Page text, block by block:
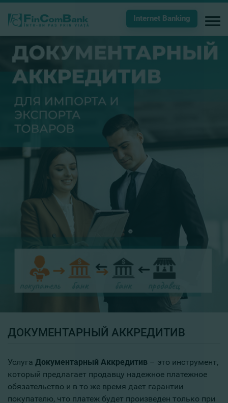
Internet Banking
ДОКУМЕНТАРНЫЙ АККРЕДИТИВ
Услуга Документарный Аккредитив – это инструмент,
который предлагает продавцу надежное платежное
обязательство и в то же время дает гарантии
покупателю, что платеж будет произведен только при